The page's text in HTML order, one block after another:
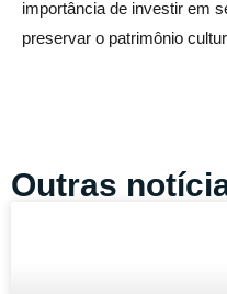
importância de investir em
preservar o patrimônio
Outras